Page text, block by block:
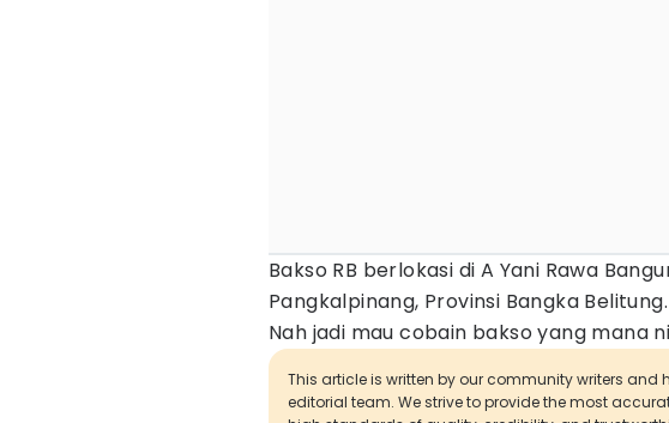
Bakso RB berlokasi di A Yani Rawa
Pangkalpinang, Provinsi Bangka
Nah jadi mau cobain bakso yang mana
This article is written by our community writers and
editorial team. We strive to provide the most